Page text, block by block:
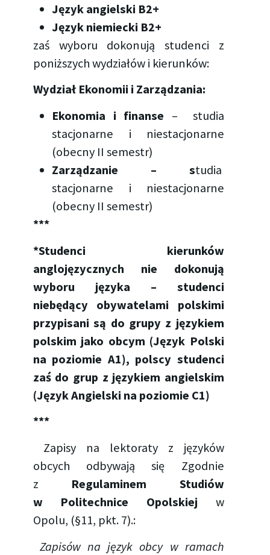
Język angielski B2+
Język niemiecki B2+
zaś wyboru dokonują studenci z
poniższych wydziałów i kierunków:
Wydział Ekonomii i Zarządzania:
Ekonomia i finanse – studia
stacjonarne i niestacjonarne
(obecny II semestr)
Zarządzanie – studia
stacjonarne i niestacjonarne
(obecny II semestr)
***
*Studenci kierunków
anglojęzycznych nie dokonują
wyboru języka – studenci
niebędący obywatelami polskimi
przypisani są do grupy z językiem
polskim jako obcym (Język Polski
na poziomie A1), polscy studenci
zaś do grup z językiem angielskim
(Język Angielski na poziomie C1)
***
Zapisy na lektoraty z języków
obcych odbywają się Zgodnie
z Regulaminem Studiów
w Politechnice Opolskiej w
Opolu, (§11, pkt. 7).:
Zapisów na język obcy w ramach